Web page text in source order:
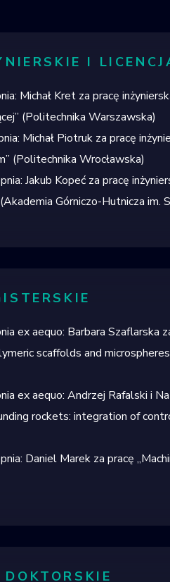
I
Michał Kret za pracę
” (Politechnika Warszawska)
Michał Piotruk za pracę
” (Politechnika Wrocławska)
Jakub Kopeć za pracę
(Akademia Górniczo-Hutnicza im.
ex aequo: Barbara Szaflarska
scaffolds and microspheres
ex aequo: Andrzej Rafalski i
rockets: integration of
Daniel Marek za pracę „